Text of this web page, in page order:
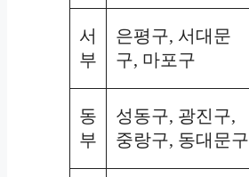
서
부
은평구, 서대문
구, 마포구
동
부
성동구, 광진구,
중랑구, 동대문구